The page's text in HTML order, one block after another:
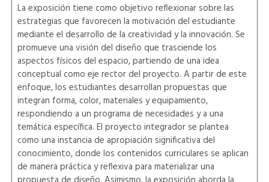
La exposición tiene como objetivo reflexionar sobre las
estrategias que favorecen la motivación del estudiante
mediante el desarrollo de la creatividad y la innovación. Se
promueve una visión del diseño que trasciende los
aspectos físicos del espacio, partiendo de una idea
conceptual como eje rector del proyecto. A partir de este
enfoque, los estudiantes desarrollan propuestas que
integran forma, color, materiales y equipamiento,
respondiendo a un programa de necesidades y a una
temática específica. El proyecto integrador se plantea
como una instancia de apropiación significativa del
conocimiento, donde los contenidos curriculares se aplican
de manera práctica y reflexiva para materializar una